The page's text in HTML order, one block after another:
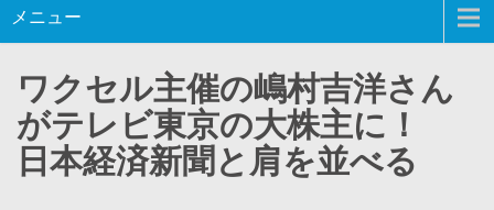
メニュー
ワクセル主催の嶋村吉洋さん
がテレビ東京の大株主に！
日本経済新聞と肩を並べる